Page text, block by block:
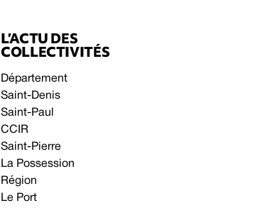
L’ACTU DES
COLLECTIVITÉS
Département
Saint-Denis
Saint-Paul
CCIR
Saint-Pierre
La Possession
Région
Le Port